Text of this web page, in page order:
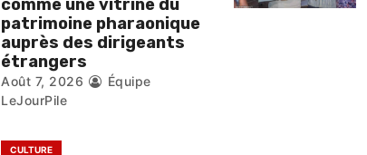
comme une vitrine du
patrimoine pharaonique
auprès des dirigeants
étrangers
Août 7, 2026
Équipe
LeJourPile
CULTURE